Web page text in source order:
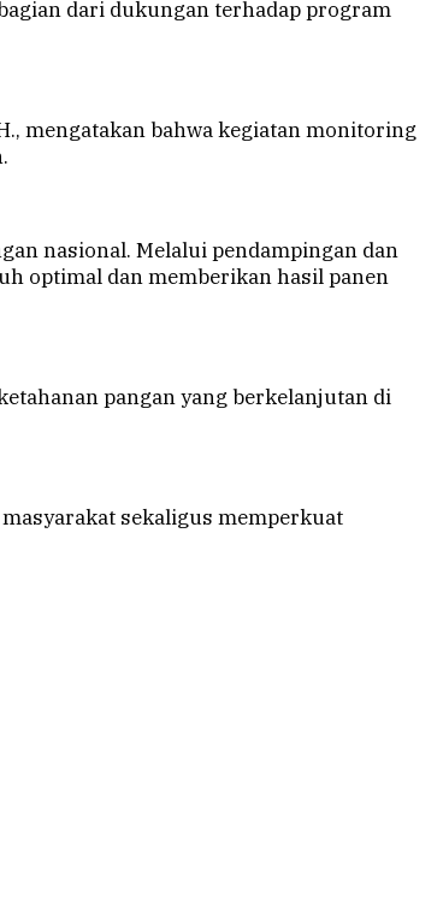
dari dukungan terhadap program
mengatakan bahwa kegiatan monitoring
nasional. Melalui pendampingan dan
optimal dan memberikan hasil panen
pangan yang berkelanjutan di
sekaligus memperkuat